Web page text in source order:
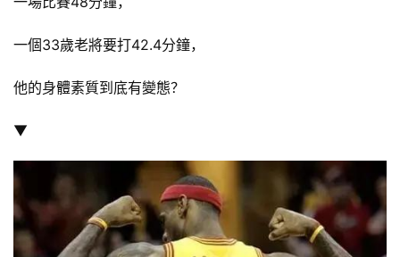
一個33歲老將要打42.4分鐘，
他的身體素質到底有變態？
▼